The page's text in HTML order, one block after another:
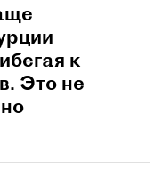
к
Это не